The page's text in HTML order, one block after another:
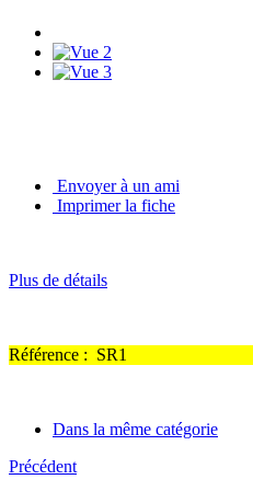
Envoyer à un ami
Imprimer la fiche
Plus de détails
Référence : SR1
Dans la même catégorie
Précédent